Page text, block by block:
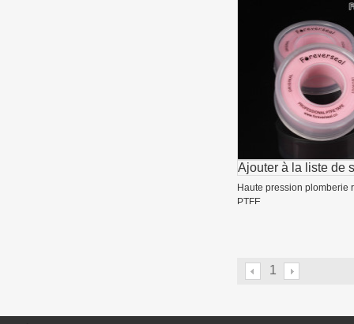
Ajouter à la liste de
Haute pression plomberie
PTFE
1